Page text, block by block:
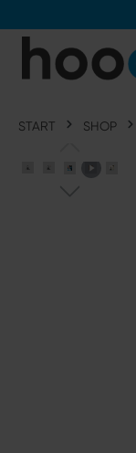
START SHOP